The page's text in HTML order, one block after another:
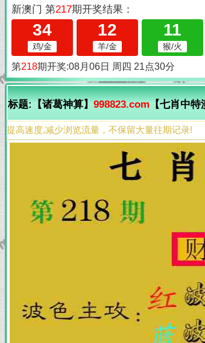
标题:【诸葛神算】 998823.com 【七肖中
提高速度,减少浏览流量，不保留大量往期记录!